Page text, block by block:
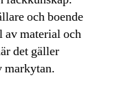
och boende
av material och
det gäller
markytan.